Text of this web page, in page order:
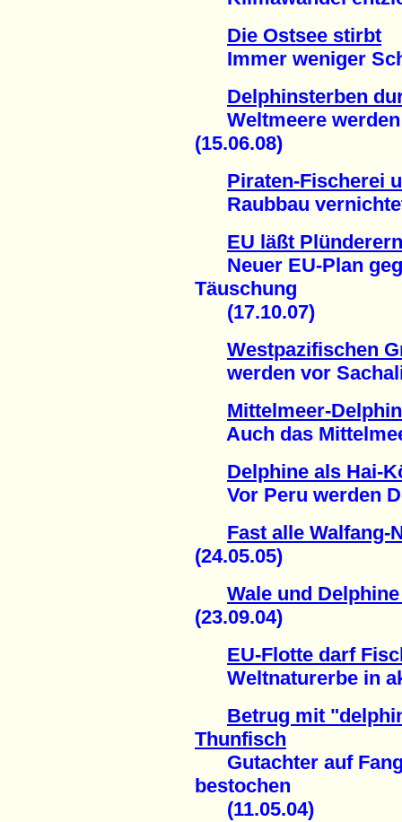
Die Ostsee stirbt
Immer weniger
Delphinsterben
Weltmeere werden
(15.06.08)
Piraten-Fischerei
Raubbau vernichtet
EU läßt
Neuer EU-Plan
Täuschung
(17.10.07)
Westpazifischen
werden vor
Mittelmeer-
Auch das
Delphine als Hai-
Vor Peru werden
Fast alle Walfang-
(24.05.05)
Wale und
(23.09.04)
EU-Flotte darf
Weltnaturerbe in
Betrug mit
Thunfisch
Gutachter auf
bestochen
(11.05.04)